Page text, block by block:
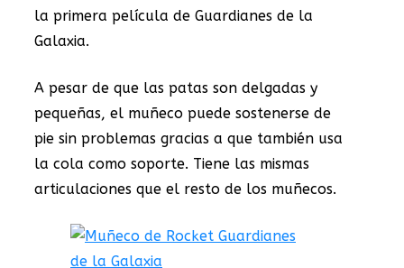
la primera película de Guardianes de la
Galaxia.
A pesar de que las patas son delgadas y
pequeñas, el muñeco puede sostenerse de
pie sin problemas gracias a que también usa
la cola como soporte. Tiene las mismas
articulaciones que el resto de los muñecos.